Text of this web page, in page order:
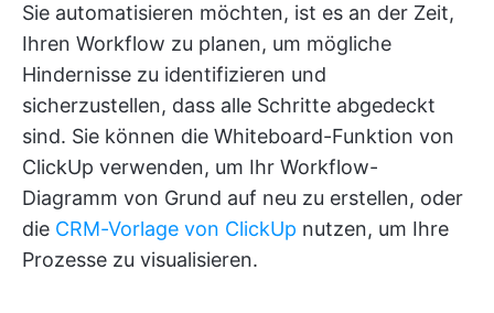
Sie automatisieren möchten, ist es an der Zeit,
Ihren Workflow zu planen, um mögliche
Hindernisse zu identifizieren und
sicherzustellen, dass alle Schritte abgedeckt
sind. Sie können die Whiteboard-Funktion von
ClickUp verwenden, um Ihr Workflow-
Diagramm von Grund auf neu zu erstellen, oder
die CRM-Vorlage von ClickUp nutzen, um Ihre
Prozesse zu visualisieren.